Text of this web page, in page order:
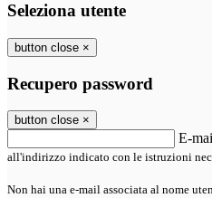
Seleziona utente
button close ×
Recupero password
button close ×
E-
all'indirizzo indicato con le istruzioni
Non hai una e-mail associata al nome